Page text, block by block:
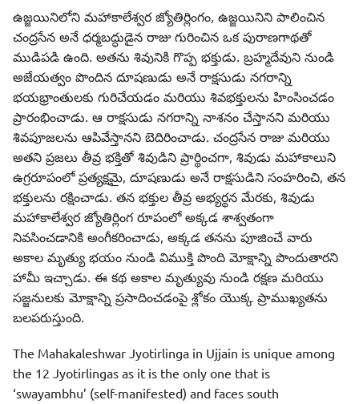
ఉజ్జయినిలోని మహాకాలేశ్వర జ్యోతిర్లింగం, ఉజ్జయినిని పాలించిన
చంద్రసేన అనే ధర్మబద్ధుడైన రాజు గురించిన ఒక పురాణగాథతో
ముడిపడి ఉంది. అతను శివునికి గొప్ప భక్తుడు. బ్రహ్మదేవుని నుండి
అజేయత్వం పొందిన దూషణుడు అనే రాక్షసుడు నగరాన్ని
భయభ్రాంతులకు గురిచేయడం మరియు శివభక్తులను హింసించడం
ప్రారంభించాడు. ఆ రాక్షసుడు నగరాన్ని నాశనం చేస్తానని మరియు
శివపూజలను ఆపివేస్తానని బెదిరించాడు. చంద్రసేన రాజు మరియు
అతని ప్రజలు తీవ్ర భక్తితో శివుడిని ప్రార్థించగా, శివుడు మహాకాలుని
ఉగ్రరూపంలో ప్రత్యక్షమై, దూషణుడు అనే రాక్షసుడిని సంహరించి, తన
భక్తులను రక్షించాడు. తన భక్తుల తీవ్ర అభ్యర్థన మేరకు, శివుడు
మహాకాలేశ్వర జ్యోతిర్లింగ రూపంలో అక్కడ శాశ్వతంగా
నివసించడానికి అంగీకరించాడు, అక్కడ తనను పూజించే వారు
అకాల మృత్యు భయం నుండి విముక్తి పొంది మోక్షాన్ని పొందుతారని
హామీ ఇచ్చాడు. ఈ కథ అకాల మృత్యువు నుండి రక్షణ మరియు
సజ్జనులకు మోక్షాన్ని ప్రసాదించడంపై శ్లోకం యొక్క ప్రాముఖ్యతను
బలపరుస్తుంది.
The Mahakaleshwar Jyotirlinga in Ujjain is unique among
the 12 Jyotirlingas as it is the only one that is
‘swayambhu’ (self-manifested) and faces south